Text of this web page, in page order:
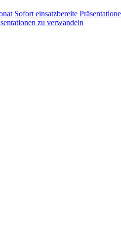
Sofort einsatzbereite
zu verwandeln